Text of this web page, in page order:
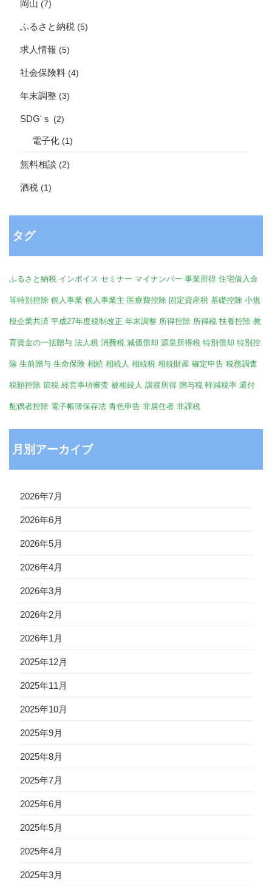
岡山 (7)
ふるさと納税 (5)
求人情報 (5)
社会保険料 (4)
年末調整 (3)
SDG'ｓ (2)
電子化 (1)
無料相談 (2)
酒税 (1)
タグ
ふるさと納税 インボイス セミナー マイナンバー 事業所得 住宅借入金
等特別控除 個人事業 個人事業主 医療費控除 固定資産税 基礎控除 小規
模企業共済 平成27年度税制改正 年末調整 所得控除 所得税 扶養控除 教
育資金の一括贈与 法人税 消費税 減価償却 源泉所得税 特別償却 特別控
除 生前贈与 生命保険 相続 相続人 相続税 相続財産 確定申告 税務調査
税額控除 節税 経営事項審査 被相続人 譲渡所得 贈与税 軽減税率 還付
配偶者控除 電子帳簿保存法 青色申告 非居住者 非課税
月別アーカイブ
2026年7月
2026年6月
2026年5月
2026年4月
2026年3月
2026年2月
2026年1月
2025年12月
2025年11月
2025年10月
2025年9月
2025年8月
2025年7月
2025年6月
2025年5月
2025年4月
2025年3月